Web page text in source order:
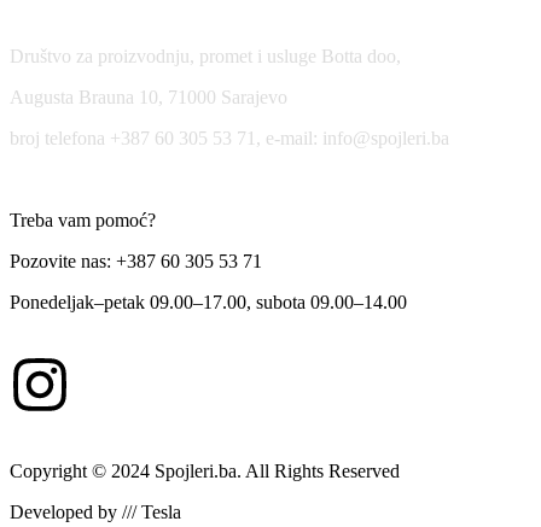
Društvo za proizvodnju, promet i usluge Botta doo,
Augusta Brauna 10, 71000 Sarajevo
broj telefona +387 60 305 53 71, e-mail: info@spojleri.ba
Treba vam pomoć?
Pozovite nas: +387 60 305 53 71
Ponedeljak–petak 09.00–17.00, subota 09.00–14.00
Copyright © 2024 Spojleri.ba. All Rights Reserved
Developed by /// Tesla